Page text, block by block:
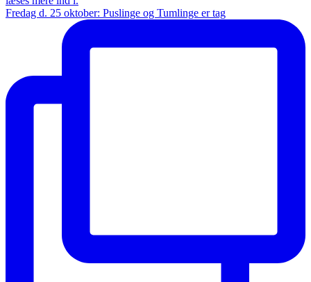
Fredag d. 25 oktober: Puslinge og Tumlinge er tag